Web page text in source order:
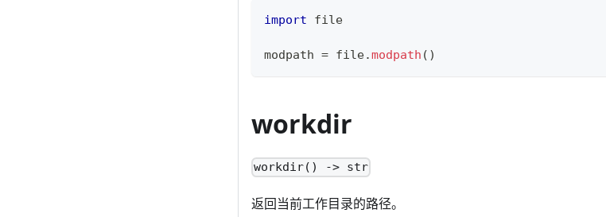
import file
modpath = file.modpath ()
workdir
workdir() -> str
返回当前工作目录的路径。